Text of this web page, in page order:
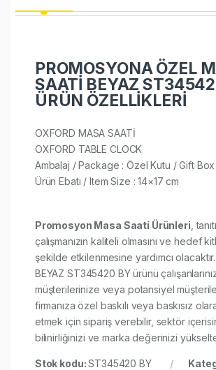
PROMOSYONA ÖZEL
SAATİ BEYAZ
ÜRÜN ÖZELLİKLERİ
OXFORD MASA SAATİ
OXFORD TABLE CLOCK
Ambalaj / Package : Özel Kutu / Gift Box
Ürün Ebatı / Item Size : 14×17 cm
Promosyon Masa Saati Ürünleri ,
çalışmanızın kaliteli olmasını ve hedef
şekilde etkilenmesine yardımcı
BEYAZ ST345420 BY ürünü
müşterilerinize veya potansiyel
firmanıza özel baskılı veya baskısız
etmek için sipariş verebilir, sektör
bilinirliğinizi ve marka değerinizi
Stok kodu:ST345420 BY